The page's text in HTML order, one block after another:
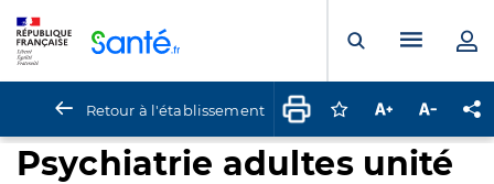
Ouvrir laMenu
Retour à l'établissement Connectez-vous
Augmenter la
Psychiatrie adultes unité